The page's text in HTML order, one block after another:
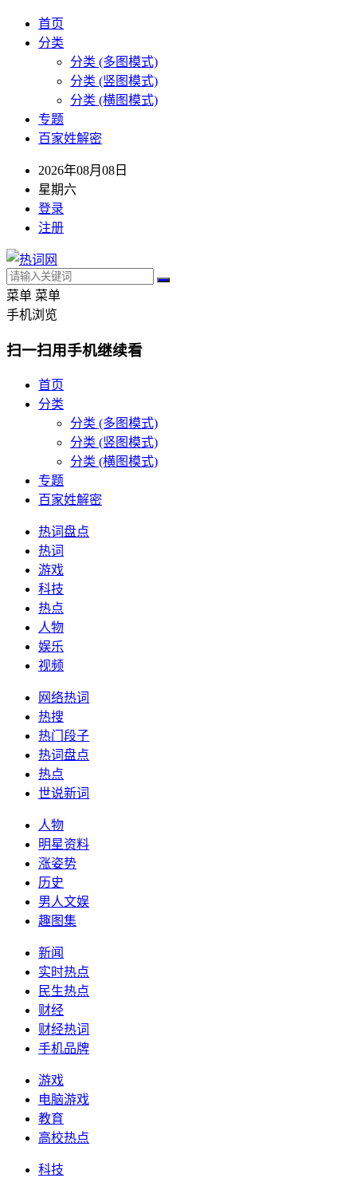
首页
分类
分类 (多图模式)
分类 (竖图模式)
分类 (横图模式)
专题
百家姓解密
2026年08月08日
星期六
登录
注册
菜单 菜单
手机浏览
扫一扫用手机继续看
首页
分类
分类 (多图模式)
分类 (竖图模式)
分类 (横图模式)
专题
百家姓解密
热词盘点
热词
游戏
科技
热点
人物
娱乐
视频
网络热词
热搜
热门段子
热词盘点
热点
世说新词
人物
明星资料
涨姿势
历史
男人文娱
趣图集
新闻
实时热点
民生热点
财经
财经热词
手机品牌
游戏
电脑游戏
教育
高校热点
科技